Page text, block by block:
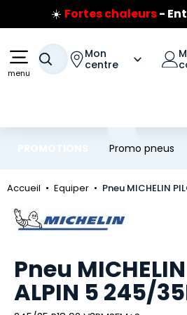
Aller au contenu principal
Aller à la navigation
☀️ Fortes chaleurs-
Prix coûtant pneus
Jusqu'à 120€ remboursés sur
menu
Votre recherche
Mon
centre
Promo pneus
Accueil Equiper Pneu MICHELIN
Marque
Pneu
ALPIN 5 245/